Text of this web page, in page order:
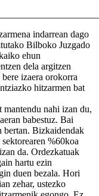
indarrean dago
Bilboko Juzgado
ehun
dela argitzen
izaera orokorra
hitzarmen bat
nahi izan du,
babestuz. Bai
bertan. Bizkaidendak
%60koa
da. Ordezkatuak
hartu ezin
duen bezala. Hori
zehar, ustezko